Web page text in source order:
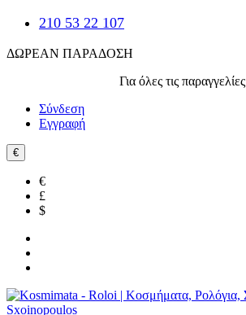
210 53 22 107
ΔΩΡΕΑΝ ΠΑΡΑΔΟΣΗ
Για όλες τις παραγγελίες
Σύνδεση
Εγγραφή
€
€
£
$